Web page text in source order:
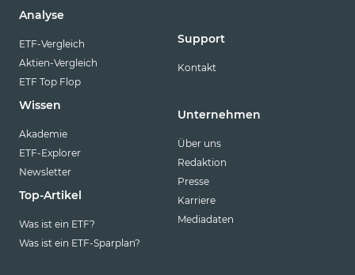
Analyse
ETF-Vergleich
Aktien-Vergleich
ETF Top Flop
Wissen
Akademie
ETF-Explorer
Newsletter
Top-Artikel
Was ist ein ETF?
Was ist ein ETF-Sparplan?
Support
Kontakt
Unternehmen
Über uns
Redaktion
Presse
Karriere
Mediadaten